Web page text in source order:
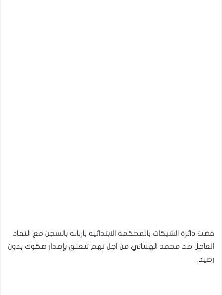
قضت دائرة الشيكات بالمحكمة الابتدائية باريانة بالسجن مع النفاذ
العاجل ضد محمد الهنتاتي من اجل تهم تتعلق بإصدار صكوك بدون
رصيد.